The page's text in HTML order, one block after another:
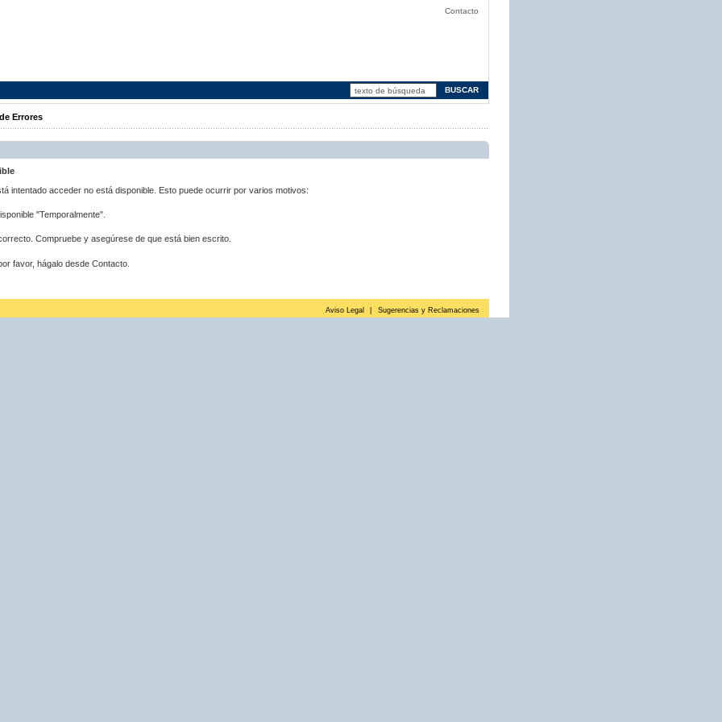
Contacto
Errores
intentado acceder no está disponible. Esto puede ocurrir por varios motivos:
"Temporalmente".
Compruebe y asegúrese de que está bien escrito.
favor, hágalo desde Contacto.
Aviso Legal Sugerencias y Reclamaciones